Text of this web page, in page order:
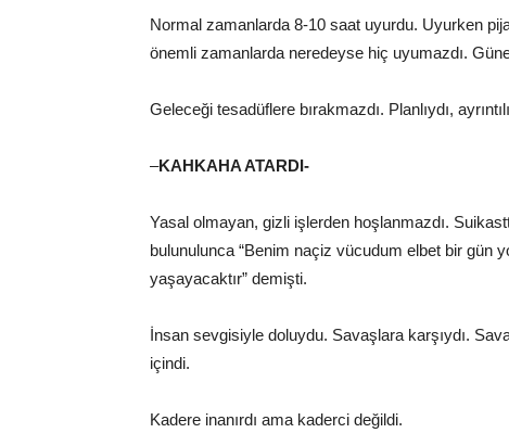
Normal zamanlarda 8-10 saat uyurdu. Uyurken
önemli zamanlarda neredeyse hiç uyumazdı.
Geleceği tesadüflere bırakmazdı. Planlıydı,
–KAHKAHA ATARDI-
Yasal olmayan, gizli işlerden hoşlanmazdı.
bulunulunca “Benim naçiz vücudum elbet bir gün
yaşayacaktır” demişti.
İnsan sevgisiyle doluydu. Savaşlara karşıydı.
içindi.
Kadere inanırdı ama kaderci değildi.